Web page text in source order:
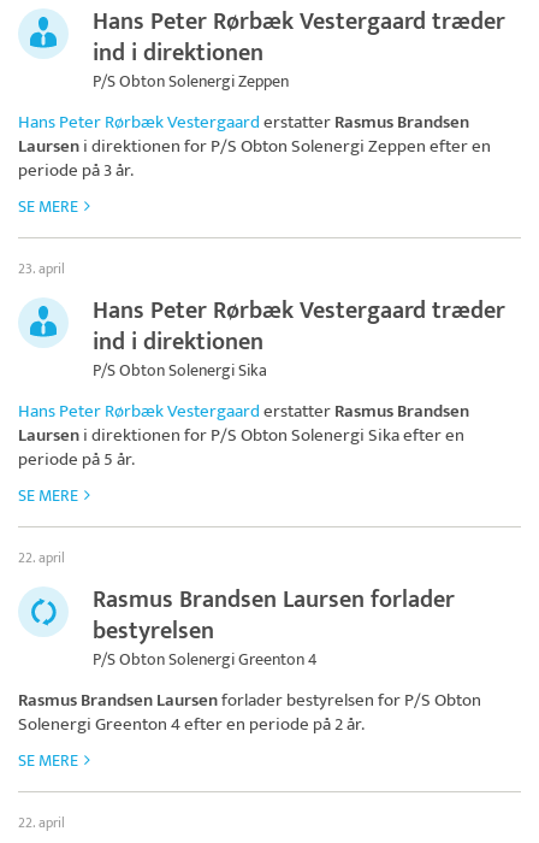
Hans Peter Rørbæk Vestergaard træder
ind i direktionen
P/S Obton Solenergi Zeppen
Hans Peter Rørbæk VestergaarderstatterRasmus Brandsen
Laurseni direktionen forP/S Obton Solenergi Zeppenefter en
periode på 3 år.
SE MERE
23. april
Hans Peter Rørbæk Vestergaard træder
ind i direktionen
P/S Obton Solenergi Sika
Hans Peter Rørbæk VestergaarderstatterRasmus Brandsen
Laurseni direktionen forP/S Obton Solenergi Sikaefter en
periode på 5 år.
SE MERE
22. april
Rasmus Brandsen Laursen forlader
bestyrelsen
P/S Obton Solenergi Greenton 4
Rasmus Brandsen Laursenforlader bestyrelsen forP/S Obton
Solenergi Greenton 4efter en periode på 2 år.
SE MERE
22. april